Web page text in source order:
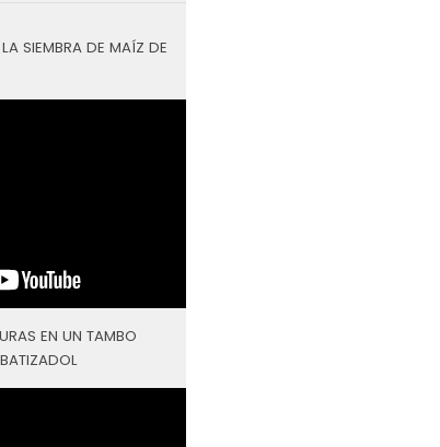
SIEMBRA DE MAÍZ DE
EN UN TAMBO